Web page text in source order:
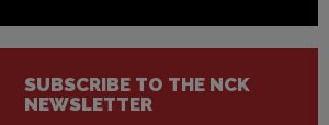
SUBSCRIBE TO THE NCK
NEWSLETTER